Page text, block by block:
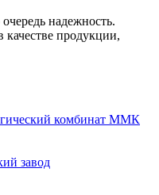
надежность.
качестве продукции,